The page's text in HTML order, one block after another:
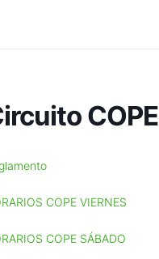
COPE
COPE VIERNES
COPE SÁBADO